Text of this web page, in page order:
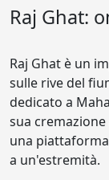
Raj Ghat:
Raj Ghat è un
sulle rive del
dedicato a
sua
una
a un'estremità.